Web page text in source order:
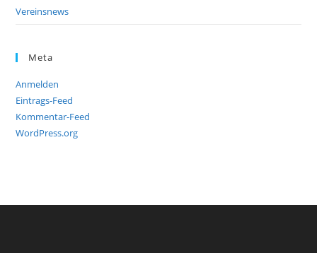
Vereinsnews
Meta
Anmelden
Eintrags-Feed
Kommentar-Feed
WordPress.org